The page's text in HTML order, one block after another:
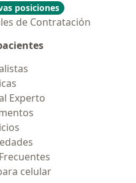
posiciones
de Contratación
Experto
celular